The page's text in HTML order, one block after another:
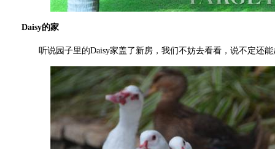
Daisy的家
听说园子里的Daisy家盖了新房，我们不妨去看看，说不定还能